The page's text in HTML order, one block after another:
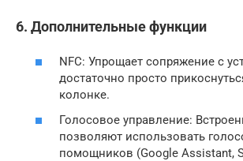
6. Дополнительные функции
NFC: Упрощает сопряжение с
достаточно просто
колонке.
Голосовое управление:
позволяют использовать
помощников (Google Assistant,